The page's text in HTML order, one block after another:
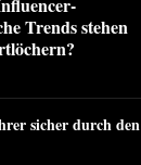
Trends stehen
sicher durch den